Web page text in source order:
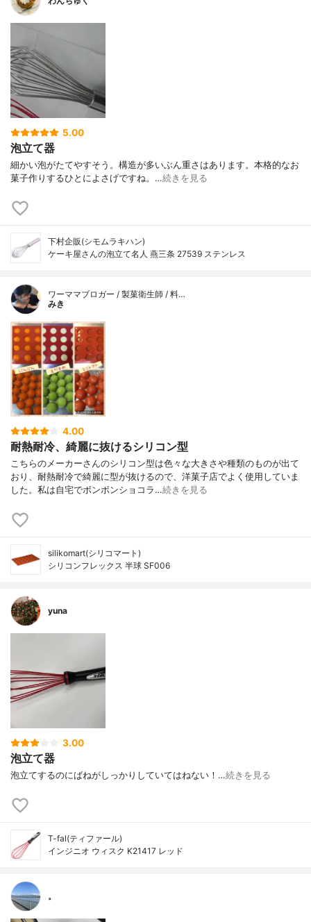
5.00
泡立て器
細かい泡がたてやすそう。構造が多いぶん重さはあります。本格的なお
菓子作りするひとによさげですね。…続きを見る
下村企販(シモムラキハン)
ケーキ屋さんの泡立て名人 燕三条 27539 ステンレス
ワーママブロガー / 製菓衛生師 / 料…
みき
4.00
耐熱耐冷、綺麗に抜けるシリコン型
こちらのメーカーさんのシリコン型は色々な大きさや種類のものが出て
おり、耐熱耐冷で綺麗に型が抜けるので、洋菓子店でよく使用していま
した。私は自宅でボンボンショコラ…続きを見る
silikomart(シリコマート)
シリコンフレックス 半球 SF006
yuna
3.00
泡立て器
泡立てするのにばねがしっかりしていてはねない！…続きを見る
T-fal(ティファール)
インジニオ ウィスク K21417 レッド
。